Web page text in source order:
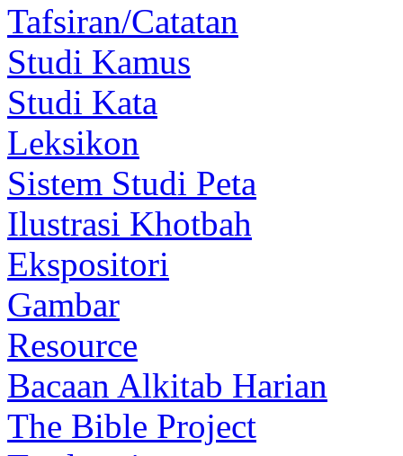
Tafsiran/Catatan
Studi Kamus
Studi Kata
Leksikon
Sistem Studi Peta
Ilustrasi Khotbah
Ekspositori
Gambar
Resource
Bacaan Alkitab Harian
The Bible Project